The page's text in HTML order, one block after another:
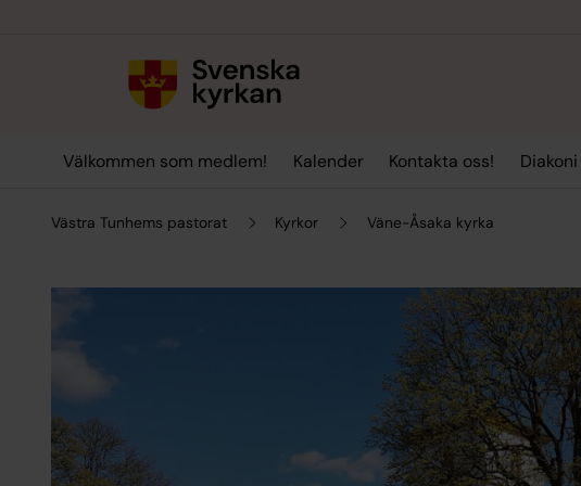
Välkommen som medlem! Kalender Kontakta oss! Diakoni
Västra Tunhems pastorat Kyrkor Väne-Åsaka kyrka